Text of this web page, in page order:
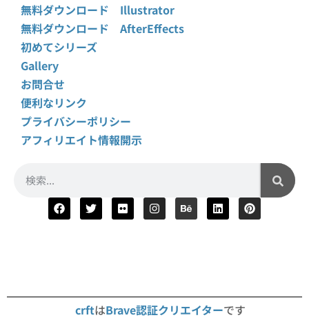
無料ダウンロード Illustrator
無料ダウンロード AfterEffects
初めてシリーズ
Gallery
お問合せ
便利なリンク
プライバシーポリシー
アフィリエイト情報開示
crftはBrave認証クリエイターです